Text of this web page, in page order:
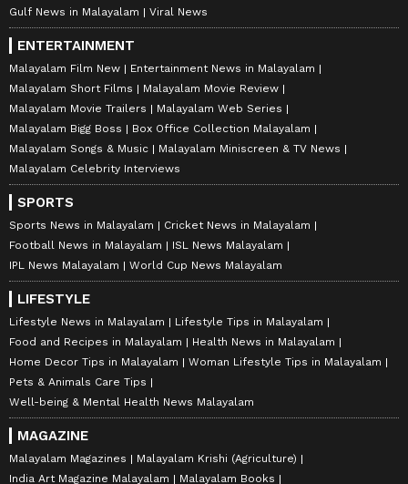
Gulf News in Malayalam
Viral News
ENTERTAINMENT
Malayalam Film New
Entertainment News in Malayalam
Malayalam Short Films
Malayalam Movie Review
Malayalam Movie Trailers
Malayalam Web Series
Malayalam Bigg Boss
Box Office Collection Malayalam
Malayalam Songs & Music
Malayalam Miniscreen & TV News
Malayalam Celebrity Interviews
SPORTS
Sports News in Malayalam
Cricket News in Malayalam
Football News in Malayalam
ISL News Malayalam
IPL News Malayalam
World Cup News Malayalam
LIFESTYLE
Lifestyle News in Malayalam
Lifestyle Tips in Malayalam
Food and Recipes in Malayalam
Health News in Malayalam
Home Decor Tips in Malayalam
Woman Lifestyle Tips in Malayalam
Pets & Animals Care Tips
Well-being & Mental Health News Malayalam
MAGAZINE
Malayalam Magazines
Malayalam Krishi (Agriculture)
India Art Magazine Malayalam
Malayalam Books